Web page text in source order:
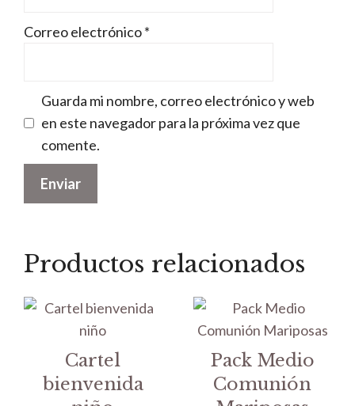
Correo electrónico*
Guarda mi nombre, correo electrónico y web
en este navegador para la próxima vez que
comente.
Productos relacionados
Cartel
bienvenida
Pack Medio
Comunión